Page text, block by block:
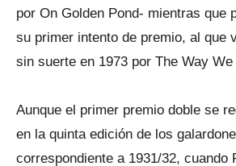
por On Golden Pond- mientras que
su primer intento de premio, al que
sin suerte en 1973 por The Way We
Aunque el primer premio doble se
en la quinta edición de los
correspondiente a 1931/32, cuando